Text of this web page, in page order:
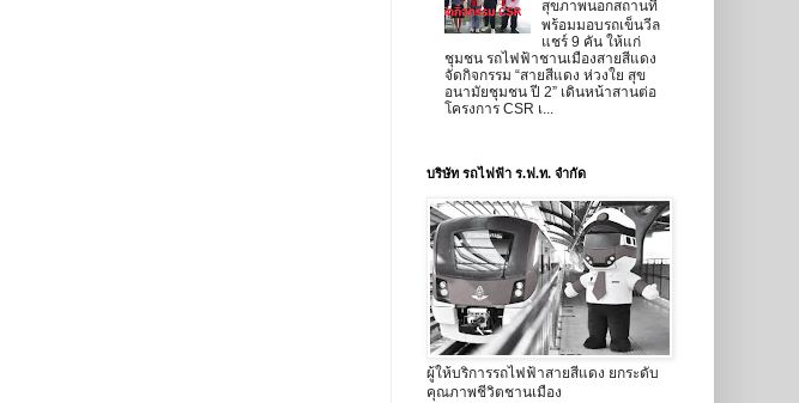
สุขภาพนอกสถานที่
พร้อมมอบรถเข็นวีล
แชร์ 9 คัน ให้แก่
ชุมชน รถไฟฟ้าชานเมืองสายสีแดง
จัดกิจกรรม “สายสีแดง ห่วงใย สุข
อนามัยชุมชน ปี 2” เดินหน้าสานต่อ
โครงการ CSR เ...
บริษัท รถไฟฟ้า ร.ฟ.ท. จำกัด
ผู้ให้บริการรถไฟฟ้าสายสีแดง ยกระดับ
คุณภาพชีวิตชานเมือง